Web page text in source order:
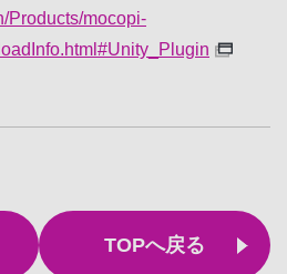
Products/mocopi-
TOPへ戻る